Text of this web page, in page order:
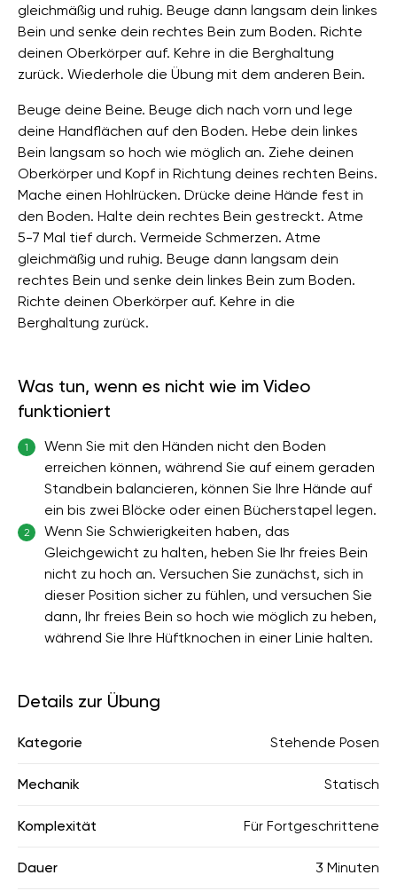
gleichmäßig und ruhig. Beuge dann langsam dein linkes
Bein und senke dein rechtes Bein zum Boden. Richte
deinen Oberkörper auf. Kehre in die Berghaltung
zurück. Wiederhole die Übung mit dem anderen Bein.
Beuge deine Beine. Beuge dich nach vorn und lege
deine Handflächen auf den Boden. Hebe dein linkes
Bein langsam so hoch wie möglich an. Ziehe deinen
Oberkörper und Kopf in Richtung deines rechten Beins.
Mache einen Hohlrücken. Drücke deine Hände fest in
den Boden. Halte dein rechtes Bein gestreckt. Atme
5-7 Mal tief durch. Vermeide Schmerzen. Atme
gleichmäßig und ruhig. Beuge dann langsam dein
rechtes Bein und senke dein linkes Bein zum Boden.
Richte deinen Oberkörper auf. Kehre in die
Berghaltung zurück.
Was tun, wenn es nicht wie im Video
funktioniert
1
Wenn Sie mit den Händen nicht den Boden
erreichen können, während Sie auf einem geraden
Standbein balancieren, können Sie Ihre Hände auf
ein bis zwei Blöcke oder einen Bücherstapel legen.
2
Wenn Sie Schwierigkeiten haben, das
Gleichgewicht zu halten, heben Sie Ihr freies Bein
nicht zu hoch an. Versuchen Sie zunächst, sich in
dieser Position sicher zu fühlen, und versuchen Sie
dann, Ihr freies Bein so hoch wie möglich zu heben,
während Sie Ihre Hüftknochen in einer Linie halten.
Details zur Übung
Kategorie Stehende Posen
Mechanik Statisch
Komplexität Für Fortgeschrittene
Dauer 3 Minuten